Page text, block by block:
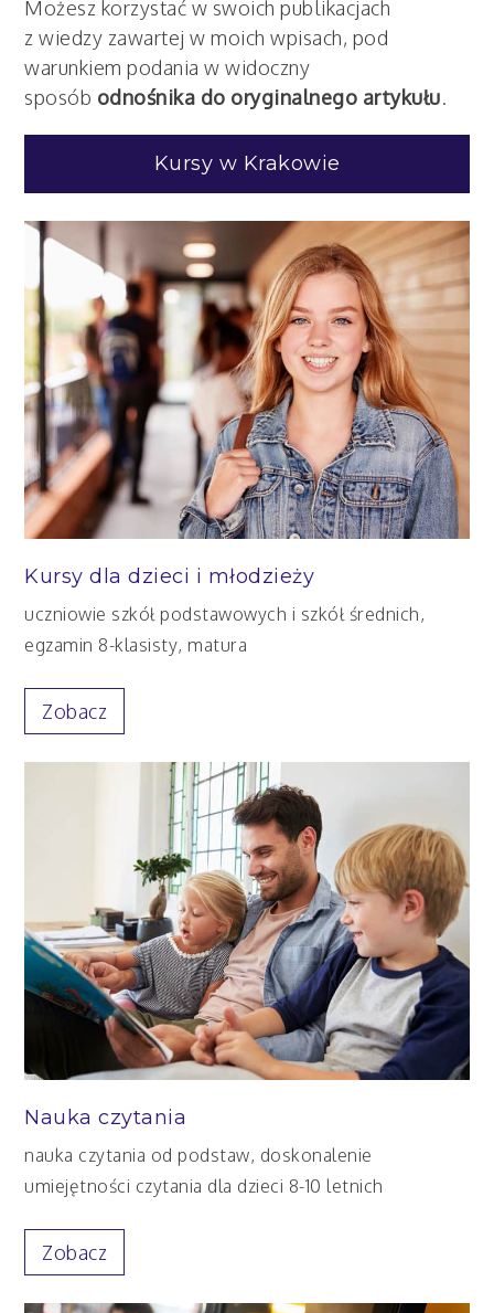
Możesz korzystać w swoich publikacjach
z wiedzy zawartej w moich wpisach, pod
warunkiem podania w widoczny
sposób odnośnika do oryginalnego artykułu.
Kursy w Krakowie
Kursy dla dzieci i młodzieży
uczniowie szkół podstawowych i szkół średnich,
egzamin 8-klasisty, matura
Zobacz
Nauka czytania
nauka czytania od podstaw, doskonalenie
umiejętności czytania dla dzieci 8-10 letnich
Zobacz